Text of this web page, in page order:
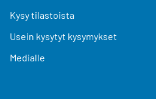
Kysy tilastoista
Usein kysytyt kysymykset
Medialle